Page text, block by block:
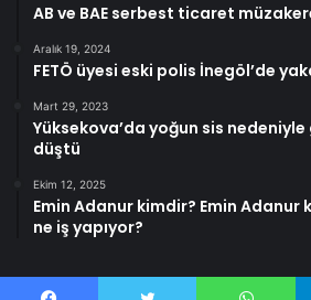
AB ve BAE serbest ticaret
Aralık 19, 2024
FETÖ üyesi eski polis İnegöl’de
Mart 29, 2023
Yüksekova’da yoğun sis
düştü
Ekim 12, 2025
Emin Adanur kimdir? Emin Adanur
ne iş yapıyor?